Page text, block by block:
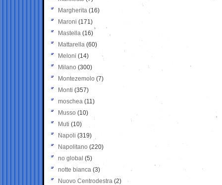
Margherita (16)
Maroni (171)
Mastella (16)
Mattarella (60)
Meloni (14)
Milano (300)
Montezemolo (7)
Monti (357)
moschea (11)
Musso (10)
Muti (10)
Napoli (319)
Napolitano (220)
no global (5)
notte bianca (3)
Nuovo Centrodestra (2)